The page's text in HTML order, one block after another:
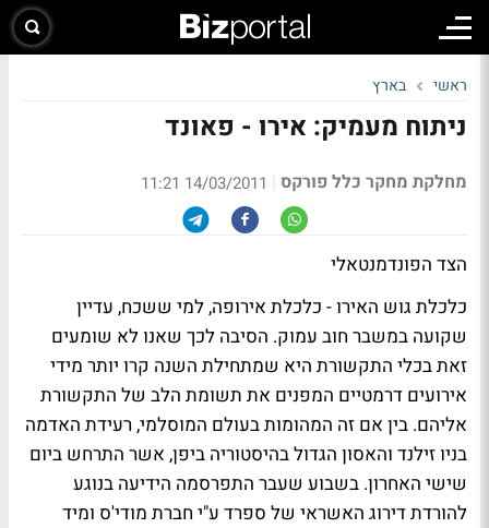
ראשי בארץ
ניתוח מעמיק: אירו - פאונד
מחלקת מחקר כלל פורקס |
14/03/2011 11:21
הצד הפונדמנטאלי
כלכלת גוש האירו- כלכלת אירופה, למי ששכח, עדיין
שקועה במשבר חוב עמוק. הסיבה לכך שאנו לא שומעים
זאת בכלי התקשורת היא שמתחילת השנה קרו יותר מידי
אירועים דרמטיים המפנים את תשומת הלב של התקשורת
אליהם. בין אם זה המהומות בעולם המוסלמי, רעידת האדמה
בניו זילנד והאסון הגדול בהיסטוריה ביפן, אשר התרחש ביום
שישי האחרון. בשבוע שעבר התפרסמה הידיעה בנוגע
להורדת דירוג האשראי של ספרד ע"י חברת מודי'ס ומיד